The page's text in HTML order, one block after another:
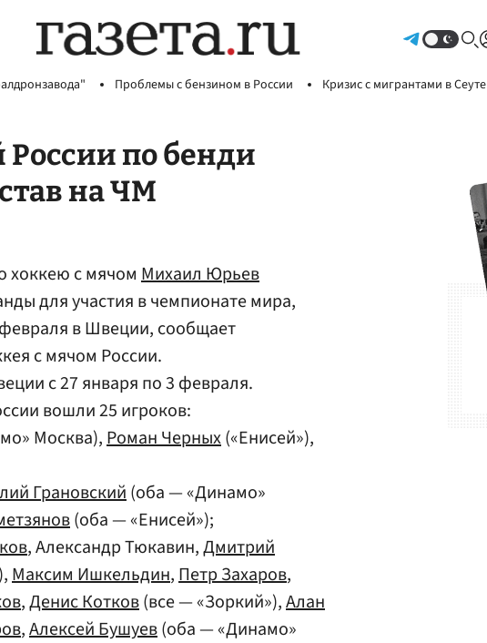
Проблемы с бензином в России Кризис с мигрантами в Сеуте
по бенди
на ЧМ
хоккею с мячом Михаил Юрьев
для участия в чемпионате мира,
в Швеции, сообщает
с мячом России.
с 27 января по 3 февраля.
вошли 25 игроков:
Москва),Роман Черных(«Енисей»),
Грановский(оба — «Динамо»
(оба — «Енисей»);
, Александр Тюкавин,Дмитрий
Максим Ишкельдин,Петр Захаров,
,Денис Котков(все — «Зоркий»),Алан
,Алексей Бушуев(оба — «Динамо»